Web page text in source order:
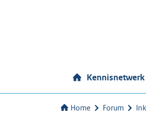
Kennisnetwerk
Home Forum